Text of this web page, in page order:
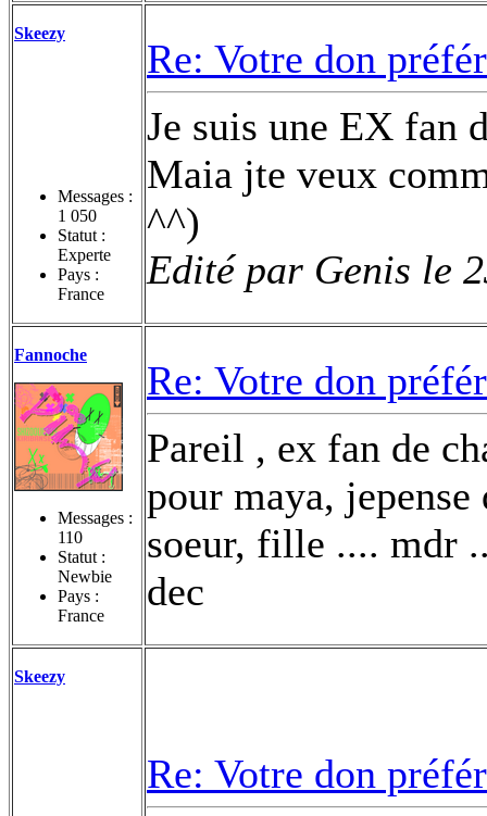
Skeezy
Messages :
1 050
Statut :
Experte
Pays :
France
Re: Votre don
Je suis une EX fan
Maia jte veux
^^)
Edité par Genis le
Fannoche
Messages :
110
Statut :
Newbie
Pays :
France
Re: Votre don
Pareil , ex fan de
pour maya,
soeur, fille .... mdr
dec
Skeezy
Re: Votre don